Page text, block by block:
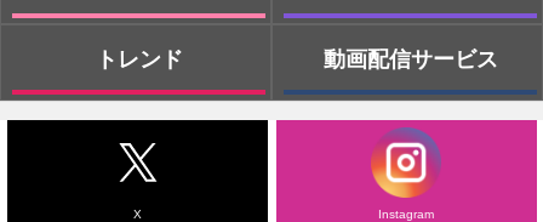
トレンド 動画配信サービス
X Instagram